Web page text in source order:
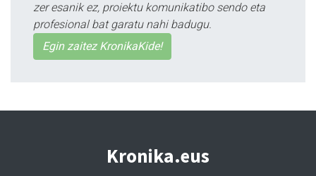
zer esanik ez, proiektu komunikatibo sendo eta
profesional bat garatu nahi badugu.
Egin zaitez KronikaKide!
Kronika.eus